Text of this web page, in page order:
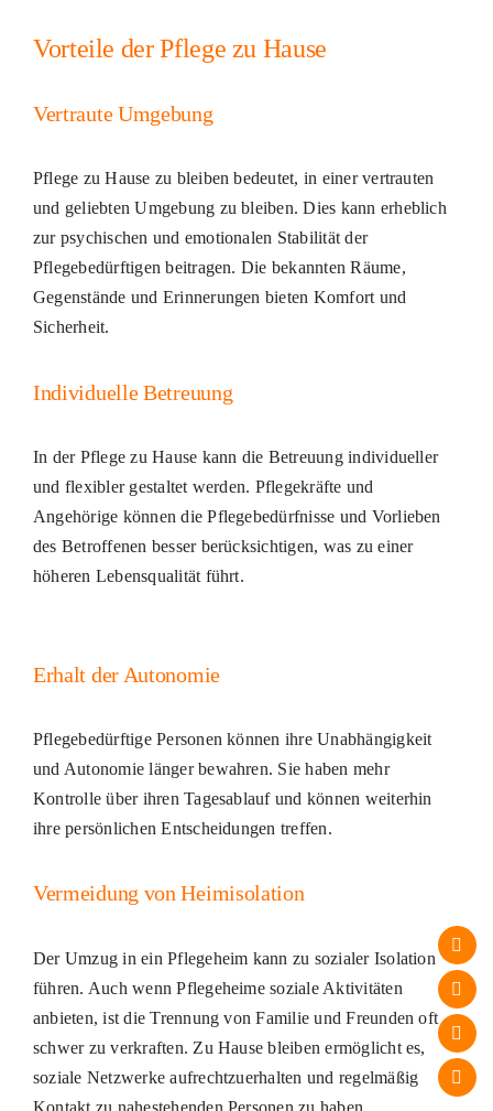
Vorteile der Pflege zu Hause
Vertraute Umgebung
Pflege zu Hause zu bleiben bedeutet, in einer vertrauten
und geliebten Umgebung zu bleiben. Dies kann erheblich
zur psychischen und emotionalen Stabilität der
Pflegebedürftigen beitragen. Die bekannten Räume,
Gegenstände und Erinnerungen bieten Komfort und
Sicherheit.
Individuelle Betreuung
In der Pflege zu Hause kann die Betreuung individueller
und flexibler gestaltet werden. Pflegekräfte und
Angehörige können die Pflegebedürfnisse und Vorlieben
des Betroffenen besser berücksichtigen, was zu einer
höheren Lebensqualität führt.
Erhalt der Autonomie
Pflegebedürftige Personen können ihre Unabhängigkeit
und Autonomie länger bewahren. Sie haben mehr
Kontrolle über ihren Tagesablauf und können weiterhin
ihre persönlichen Entscheidungen treffen.
Vermeidung von Heimisolation
Der Umzug in ein Pflegeheim kann zu sozialer Isolation
führen. Auch wenn Pflegeheime soziale Aktivitäten
anbieten, ist die Trennung von Familie und Freunden oft
schwer zu verkraften. Zu Hause bleiben ermöglicht es,
soziale Netzwerke aufrechtzuerhalten und regelmäßig
Kontakt zu nahestehenden Personen zu haben.